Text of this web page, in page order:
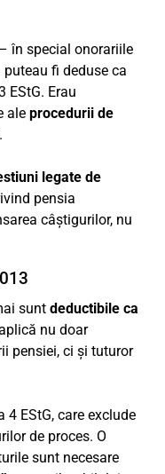
în special onorariile
fi deduse ca
EStG. Erau
ale procedurii de
.
legate de
pensia
câștigurilor, nu
sunt deductibile ca
nu doar
pensiei, ci și tuturor
4 EStG, care exclude
de proces. O
sunt necesare